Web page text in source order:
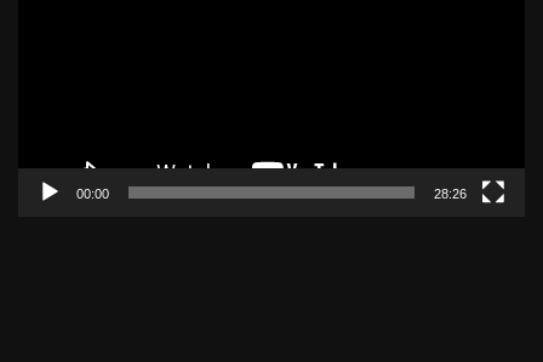
00:00 28:26